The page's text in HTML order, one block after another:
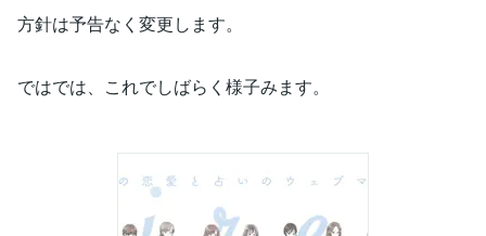
方針は予告なく変更します。
ではでは、これでしばらく様子みます。